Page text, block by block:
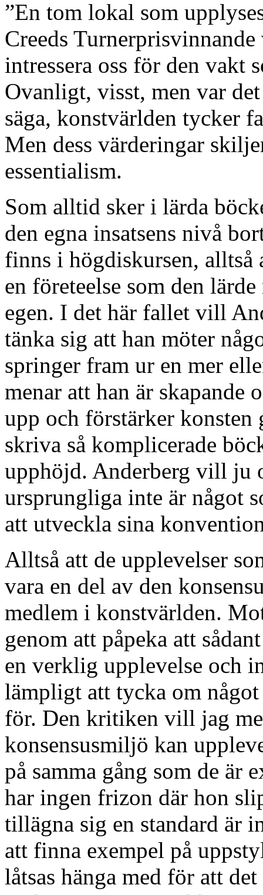
”En tom lokal som
Creeds
intressera oss för den vakt
Ovanligt, visst, men var
säga, konstvärlden tycker
Men dess värderingar
essentialism.
Som alltid sker i lärda
den egna insatsens nivå
finns i högdiskursen, alltså
en företeelse som den
egen. I det här fallet vill
tänka sig att han möter
springer fram ur en mer
menar att han är skapande
upp och förstärker konsten
skriva så komplicerade
upphöjd. Anderberg vill ju
ursprungliga inte är något
att utveckla sina
Alltså att de upplevelser
vara en del av den
medlem i konstvärlden.
genom att påpeka att
en verklig upplevelse och
lämpligt att tycka om något
för. Den kritiken vill jag
konsensusmiljö kan
på samma gång som de är
har ingen frizon där hon
tillägna sig en standard är
att finna exempel på
låtsas hänga med för att